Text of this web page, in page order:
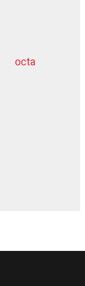
octa
dziļurbums